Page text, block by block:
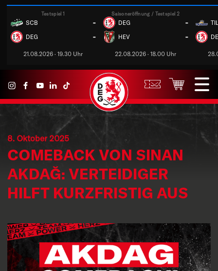
Testspiel 1
SCB -
DEG -
21.08.2026 · 19.30 Uhr
Saisoneröffnung / Testspiel 2
DEG -
HEV -
22.08.2026 · 18.00 Uhr
TIL
8. Oktober 2025
COMEBACK VON SINAN
AKDAĞ: VERTEIDIGER
HILFT KURZFRISTIG AUS